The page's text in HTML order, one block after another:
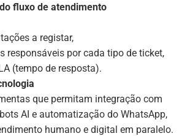
fluxo de atendimento
a registar,
responsáveis por cada tipo de ticket,
(tempo de resposta).
que permitam integração com
AI e automatização do WhatsApp,
humano e digital em paralelo.